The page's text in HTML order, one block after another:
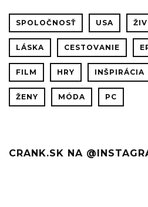
SPOLOČNOSŤ USA
LÁSKA CESTOVANIE
FILM HRY INŠPIRÁCIA
ŽENY MÓDA PC
CRANK.SK NA